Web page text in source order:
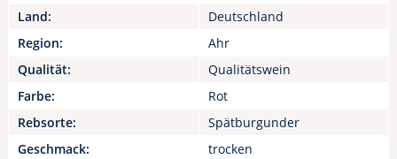
Land:
Deutschland
Region:
Ahr
Qualität:
Qualitätswein
Farbe:
Rot
Rebsorte:
Spätburgunder
Geschmack:
trocken